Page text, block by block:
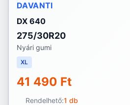
DAVANTI
DX 640
275/30R20
Nyári gumi
XL
41 490 Ft
Rendelhető:1 db